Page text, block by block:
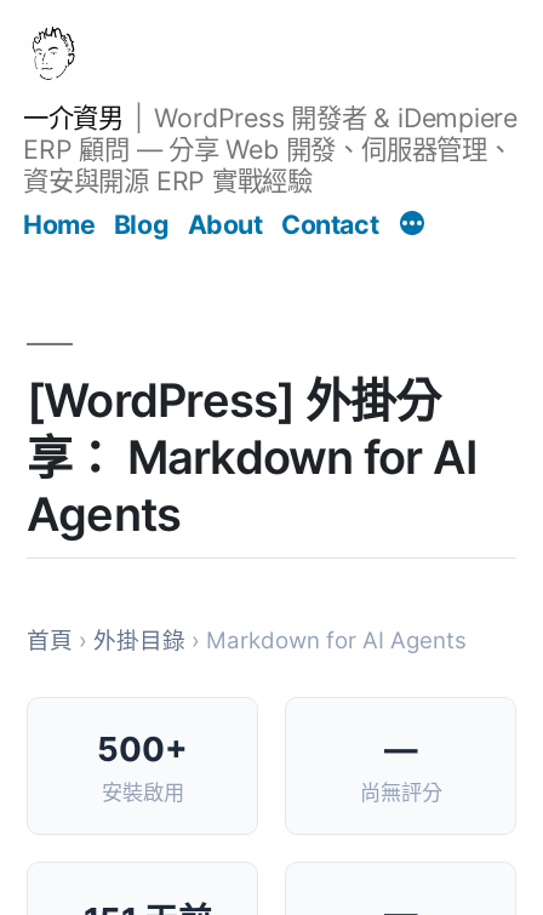
一介資男
WordPress 開發者 & iDempiere
ERP 顧問 — 分享 Web 開發、伺服器管理、
資安與開源 ERP 實戰經驗
Home
Blog About Contact
[WordPress] 外掛分
享： Markdown for AI
Agents
首頁 › 外掛目錄 › Markdown for AI Agents
500+
安裝啟用
—
尚無評分
文章 Filter